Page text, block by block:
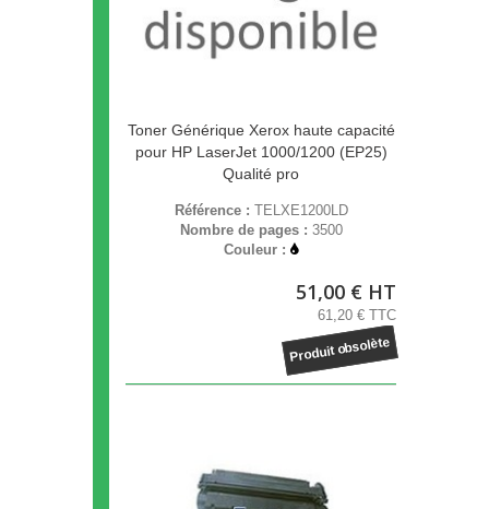
Toner Générique Xerox haute capacité
pour HP LaserJet 1000/1200 (EP25)
Qualité pro
Référence : TELXE1200LD
Nombre de pages : 3500
Couleur :
51,00 € HT
61,20 € TTC
Produit obsolète